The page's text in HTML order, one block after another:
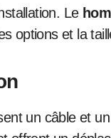
Le
options et la
un câble et